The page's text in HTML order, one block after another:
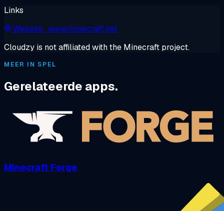
Links
Website· www.minecraft.net
Cloudzy is not affiliated with the Minecraft project.
MEER IN SPEL
Gerelateerde apps.
Minecraft Forge